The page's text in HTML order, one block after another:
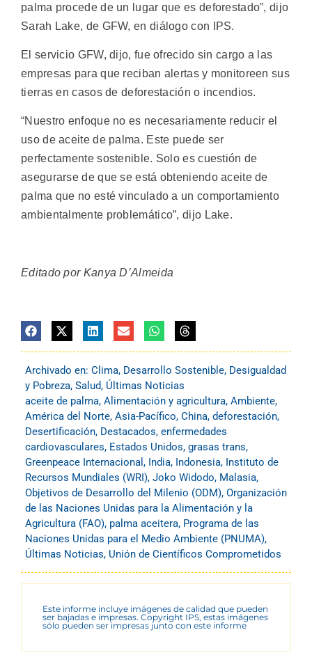
palma procede de un lugar que es deforestado”, dijo
Sarah Lake, de GFW, en diálogo con IPS.
El servicio GFW, dijo, fue ofrecido sin cargo a las
empresas para que reciban alertas y monitoreen sus
tierras en casos de deforestación o incendios.
“Nuestro enfoque no es necesariamente reducir el
uso de aceite de palma. Este puede ser
perfectamente sostenible. Solo es cuestión de
asegurarse de que se está obteniendo aceite de
palma que no esté vinculado a un comportamiento
ambientalmente problemático”, dijo Lake.
Editado por Kanya D’Almeida
Archivado en: Clima, Desarrollo Sostenible, Desigualdad
y Pobreza, Salud, Últimas Noticias
aceite de palma, Alimentación y agricultura, Ambiente,
América del Norte, Asia-Pacífico, China, deforestación,
Desertificación, Destacados, enfermedades
cardiovasculares, Estados Unidos, grasas trans,
Greenpeace Internacional , India, Indonesia, Instituto de
Recursos Mundiales (WRI), Joko Widodo, Malasia,
Objetivos de Desarrollo del Milenio (ODM), Organización
de las Naciones Unidas para la Alimentación y la
Agricultura (FAO), palma aceitera, Programa de las
Naciones Unidas para el Medio Ambiente (PNUMA),
Últimas Noticias, Unión de Científicos Comprometidos
Este informe incluye imágenes de calidad que pueden
ser bajadas e impresas. Copyright IPS, estas imágenes
sólo pueden ser impresas junto con este informe